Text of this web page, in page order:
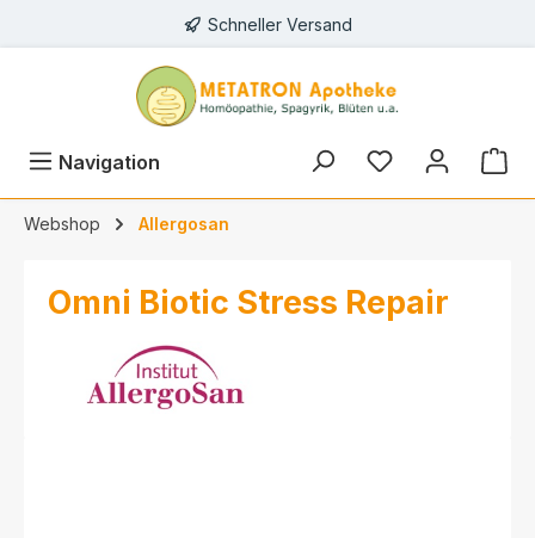
Schneller Versand
Navigation
Webshop Allergosan
Omni Biotic Stress Repair